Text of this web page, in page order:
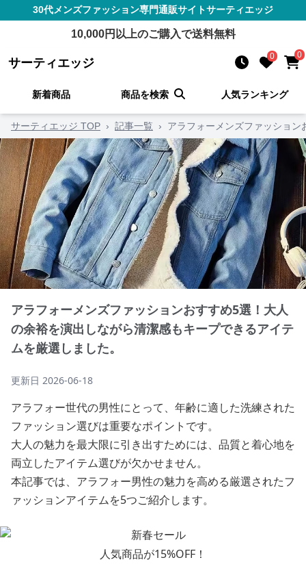
30代メンズファッション専門通販サイトサーティエッジ
10,000円以上のご購入で送料無料
サーティエッジ 0 0
新着商品 商品を検索 人気ランキング
サーティエッジ TOP › 記事一覧 › アラフォーメンズファッショ
アラフォーメンズファッションおすすめ5選！大人
の余裕を演出しながら清潔感もキープできるアイテ
ムを厳選しました。
更新日 2026-06-18
アラフォー世代の男性にとって、年齢に適した洗練された
ファッション選びは重要なポイントです。
大人の魅力を最大限に引き出すためには、品質と着心地を
両立したアイテム選びが欠かせません。
本記事では、アラフォー男性の魅力を高める厳選されたフ
ァッションアイテムを5つご紹介します。
人気商品が15%OFF！